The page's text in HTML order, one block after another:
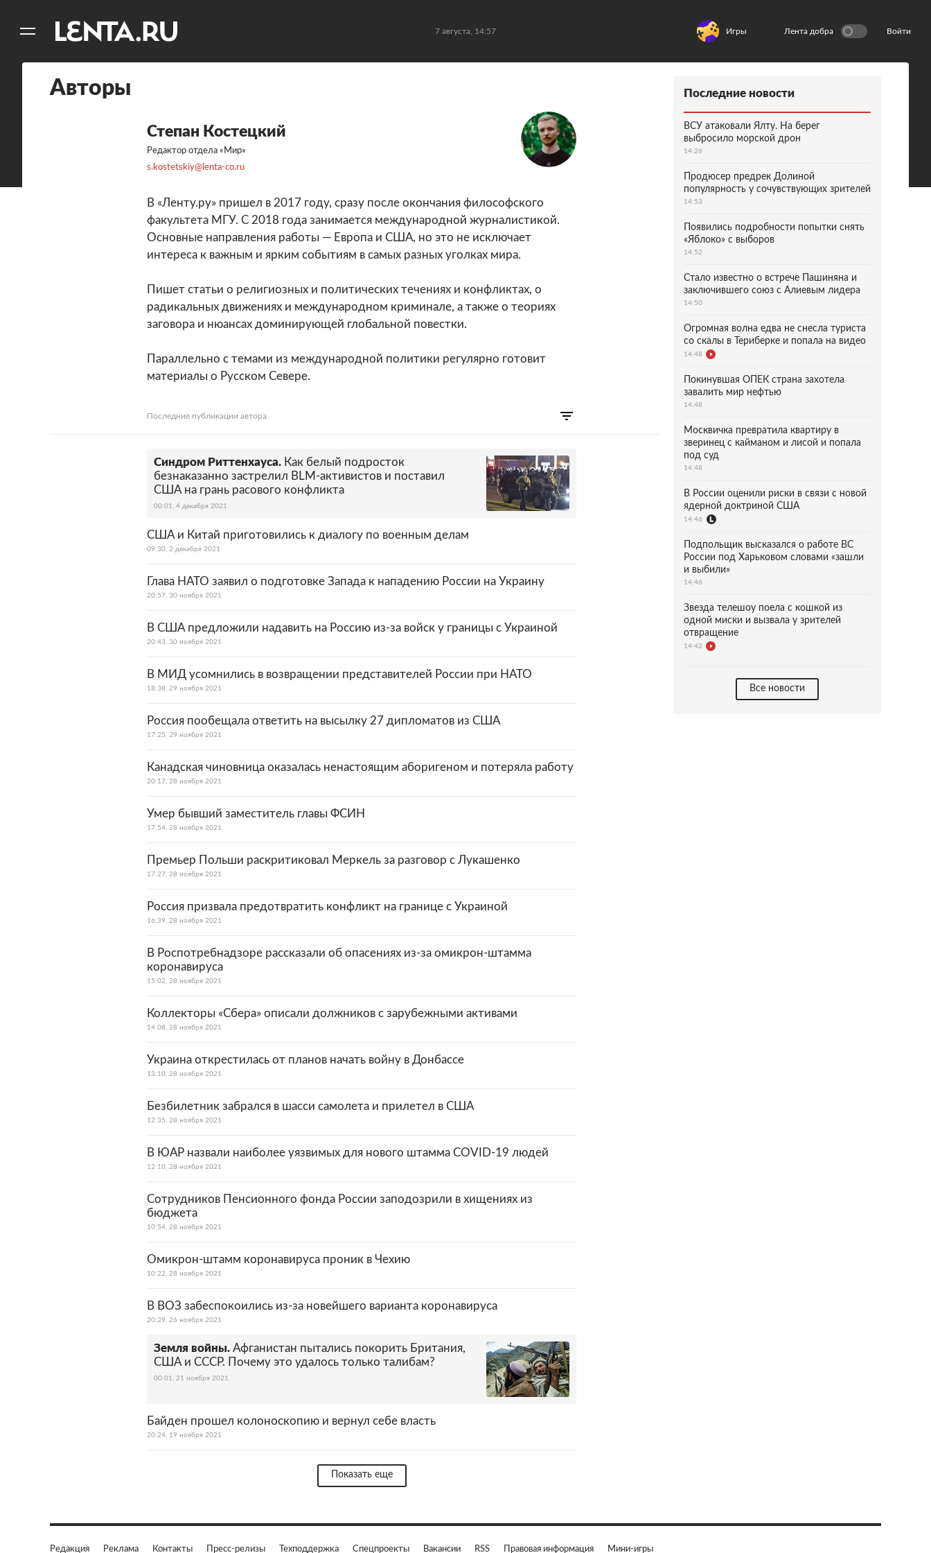
7 августа, 14:57 Игры Лента добра Войти
Авторы
Степан Костецкий
Редактор отдела «Мир»
s.kostetskiy@lenta-co.ru
В «Ленту.ру» пришел в 2017 году, сразу после окончания философского
факультета МГУ. С 2018 года занимается международной журналистикой.
Основные направления работы — Европа и США, но это не исключает
интереса к важным и ярким событиям в самых разных уголках мира.
Пишет статьи о религиозных и политических течениях и конфликтах, о
радикальных движениях и международном криминале, а также о теориях
заговора и нюансах доминирующей глобальной повестки.
Параллельно с темами из международной политики регулярно готовит
материалы о Русском Севере.
Последние публикации автора
Синдром Риттенхауса. Как белый подросток
безнаказанно застрелил BLM-активистов и поставил
США на грань расового конфликта
00:01, 4 декабря 2021
США и Китай приготовились к диалогу по военным делам
09:30, 2 декабря 2021
Глава НАТО заявил о подготовке Запада к нападению России на Украину
20:57, 30 ноября 2021
В США предложили надавить на Россию из-за войск у границы с Украиной
20:43, 30 ноября 2021
В МИД усомнились в возвращении представителей России при НАТО
18:38, 29 ноября 2021
Россия пообещала ответить на высылку 27 дипломатов из США
17:25, 29 ноября 2021
Канадская чиновница оказалась ненастоящим аборигеном и потеряла работу
20:17, 28 ноября 2021
Умер бывший заместитель главы ФСИН
17:54, 28 ноября 2021
Премьер Польши раскритиковал Меркель за разговор с Лукашенко
17:27, 28 ноября 2021
Россия призвала предотвратить конфликт на границе с Украиной
16:39, 28 ноября 2021
В Роспотребнадзоре рассказали об опасениях из-за омикрон-штамма
коронавируса
15:02, 28 ноября 2021
Коллекторы «Сбера» описали должников с зарубежными активами
14:08, 28 ноября 2021
Украина открестилась от планов начать войну в Донбассе
13:10, 28 ноября 2021
Безбилетник забрался в шасси самолета и прилетел в США
12:35, 28 ноября 2021
В ЮАР назвали наиболее уязвимых для нового штамма COVID-19 людей
12:10, 28 ноября 2021
Сотрудников Пенсионного фонда России заподозрили в хищениях из
бюджета
10:54, 28 ноября 2021
Омикрон-штамм коронавируса проник в Чехию
10:22, 28 ноября 2021
В ВОЗ забеспокоились из-за новейшего варианта коронавируса
20:29, 26 ноября 2021
Земля войны. Афганистан пытались покорить Британия,
США и СССР. Почему это удалось только талибам?
00:01, 21 ноября 2021
Байден прошел колоноскопию и вернул себе власть
20:24, 19 ноября 2021
Показать еще
Последние новости
ВСУ атаковали Ялту. На берег
выбросило морской дрон
14:26
Продюсер предрек Долиной
популярность у сочувствующих зрителей
14:53
Появились подробности попытки снять
«Яблоко» с выборов
14:52
Стало известно о встрече Пашиняна и
заключившего союз с Алиевым лидера
14:50
Огромная волна едва не снесла туриста
со скалы в Териберке и попала на видео
14:48
Покинувшая ОПЕК страна захотела
завалить мир нефтью
14:48
Москвичка превратила квартиру в
зверинец с кайманом и лисой и попала
под суд
14:48
В России оценили риски в связи с новой
ядерной доктриной США
14:46
Подпольщик высказался о работе ВС
России под Харьковом словами «зашли
и выбили»
14:46
Звезда телешоу поела с кошкой из
одной миски и вызвала у зрителей
отвращение
14:42
Все новости
Редакция Реклама Контакты Пресс-релизы Техподдержка Спецпроекты Вакансии RSS Правовая информация Мини-игры